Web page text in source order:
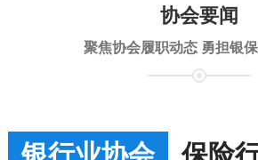
协会要闻
聚焦协会履职动态 勇担银